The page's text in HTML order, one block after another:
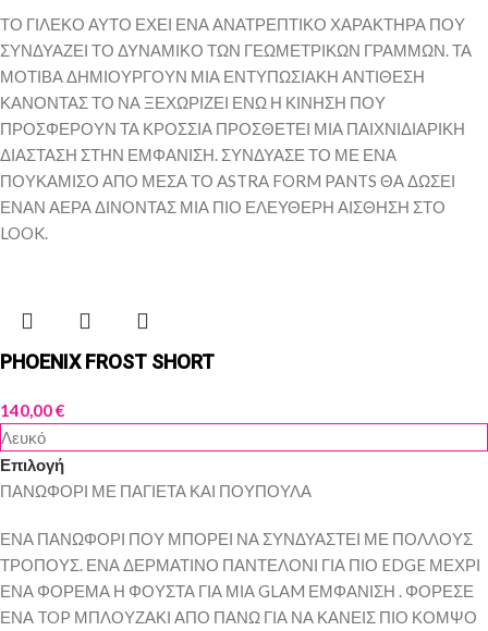
ΤΟ ΓΙΛΕΚΟ ΑΥΤΟ ΕΧΕΙ ΕΝΑ ΑΝΑΤΡΕΠΤΙΚΟ ΧΑΡΑΚΤΗΡΑ ΠΟΥ
ΣΥΝΔΥΑΖΕΙ ΤΟ ΔΥΝΑΜΙΚΟ ΤΩΝ ΓΕΩΜΕΤΡΙΚΩΝ ΓΡΑΜΜΩΝ. ΤΑ
ΜΟΤΙΒΑ ΔΗΜΙΟΥΡΓΟΥΝ ΜΙΑ ΕΝΤΥΠΩΣΙΑΚΗ ΑΝΤΙΘΕΣΗ
ΚΑΝΟΝΤΑΣ ΤΟ ΝΑ ΞΕΧΩΡΙΖΕΙ ΕΝΩ Η ΚΙΝΗΣΗ ΠΟΥ
ΠΡΟΣΦΕΡΟΥΝ ΤΑ ΚΡΟΣΣΙΑ ΠΡΟΣΘΕΤΕΙ ΜΙΑ ΠΑΙΧΝΙΔΙΑΡΙΚΗ
ΔΙΑΣΤΑΣΗ ΣΤΗΝ ΕΜΦΑΝΙΣΗ. ΣΥΝΔΥΑΣΕ ΤΟ ΜΕ ΕΝΑ
ΠΟΥΚΑΜΙΣΟ ΑΠΟ ΜΕΣΑ ΤΟ ASTRA FORM PANTS ΘΑ ΔΩΣΕΙ
ΕΝΑΝ ΑΕΡΑ ΔΙΝΟΝΤΑΣ ΜΙΑ ΠΙΟ ΕΛΕΥΘΕΡΗ ΑΙΣΘΗΣΗ ΣΤΟ
LOOK.
PHOENIX FROST SHORT
140,00€
Λευκό
Επιλογή
ΠΑΝΩΦΟΡΙ ΜΕ ΠΑΓΙΕΤΑ ΚΑΙ ΠΟΥΠΟΥΛΑ
ΕΝΑ ΠΑΝΩΦΟΡΙ ΠΟΥ ΜΠΟΡΕΙ ΝΑ ΣΥΝΔΥΑΣΤΕΙ ΜΕ ΠΟΛΛΟΥΣ
ΤΡΟΠΟΥΣ. ΕΝΑ ΔΕΡΜΑΤΙΝΟ ΠΑΝΤΕΛΟΝΙ ΓΙΑ ΠΙΟ EDGE ΜΕΧΡΙ
ΕΝΑ ΦΟΡΕΜΑ Η ΦΟΥΣΤΑ ΓΙΑ ΜΙΑ GLAM ΕΜΦΑΝΙΣΗ . ΦΟΡΕΣΕ
ΕΝΑ TOP ΜΠΛΟΥΖΑΚΙ ΑΠΟ ΠΑΝΩ ΓΙΑ ΝΑ ΚΑΝΕΙΣ ΠΙΟ ΚΟΜΨΟ